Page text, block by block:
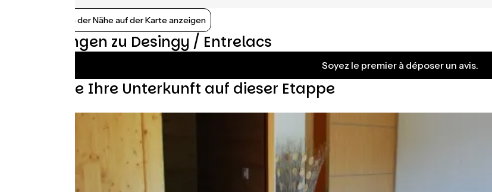
Bahnhöfe in der Nähe auf der Karte anzeigen
Bewertungen zu Desingy / Entrelacs
Soyez le premier à déposer un avis.
Finden Sie Ihre Unterkunft auf dieser Etappe